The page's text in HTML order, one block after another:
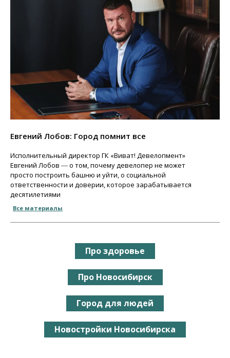
Евгений Лобов: Город помнит все
Исполнительный директор ГК «Виват! Девелопмент»
Евгений Лобов ― о том, почему девелопер не может
просто построить башню и уйти, о социальной
ответственности и доверии, которое зарабатывается
десятилетиями
Все материалы
Про здоровье
Про Новосибирск
Город для людей
Новостройки Новосибирска